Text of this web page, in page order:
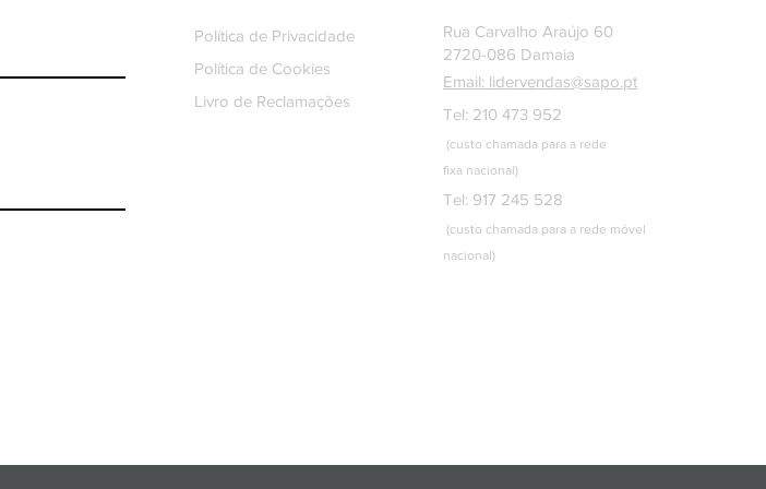
Política de Privacidade
Política de Cookies
Livro de Reclamações
Rua Carvalho Araújo 60
2720-086 Damaia
Email: lidervendas@sapo.pt
Tel: 210 473 952
(custo chamada para a rede
fixa nacional)
Tel: 917 245 528
(custo chamada para a rede móvel
nacional)